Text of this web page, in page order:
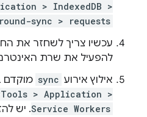
> IndexedDB >
sync > requests
עכשיו צריך לשחזר את
להפעיל את שרת
אילוץ אירוע sync מוקדם
> Application >
Service Workers. יש